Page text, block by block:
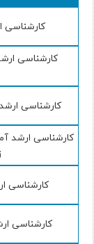
کارشناسی
کارشناسی
کارشناسی
کارشناسی ارشد
کارشناسی
کارشناسی